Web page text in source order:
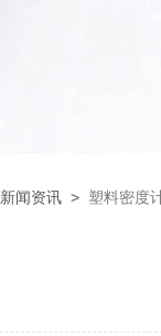
新闻资讯 > 塑料密度